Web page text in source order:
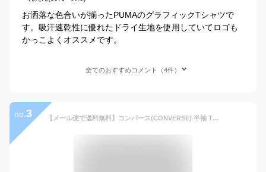
お洒落な色合いが揃ったPUMAのグラフィックTシャツで
す。吸汗速乾性に優れたドライ生地を使用していてロゴも
かっこよくオススメです。
全てのおすすめコメント（4件）
no. 3 【メール便で送料無料】コンバース(CONVERSE) 半袖 Tシャツ メンズ 大きいサイズ ロゴ プリント ドライ 裏メッシュ 吸汗速乾 消臭 抗菌 クルーネック カットソー 半袖Tシャツ 黒 吸水速乾 裏メッシュ スポーツ ランニング ブランド プリントTシャツ ワークマン プラス